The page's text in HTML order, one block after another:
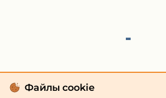
Файлы cookie